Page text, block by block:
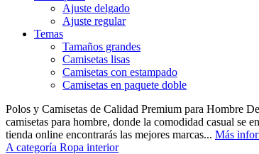
Ajuste delgado
Ajuste regular
Temas
Tamaños grandes
Camisetas lisas
Camisetas con estampado
Camisetas en paquete doble
Polos y Camisetas de Calidad Premium para Hombre
camisetas para hombre, donde la comodidad casual se
tienda online encontrarás las mejores marcas... Más
A categoría Ropa interior